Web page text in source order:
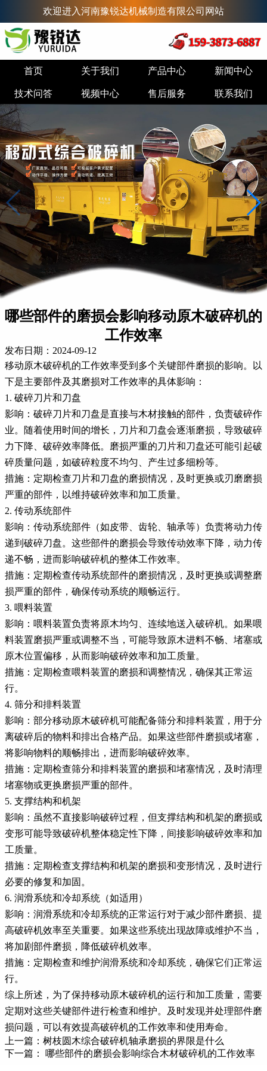
欢迎进入河南豫锐达机械制造有限公司网站
首页 关于我们 产品中心 新闻中心
技术问答 视频中心 售后服务 联系我们
哪些部件的磨损会影响移动原木破碎机的
工作效率
发布日期：2024-09-12
移动原木破碎机的工作效率受到多个关键部件磨损的影响。以
下是主要部件及其磨损对工作效率的具体影响：
1. 破碎刀片和刀盘
影响：破碎刀片和刀盘是直接与木材接触的部件，负责破碎作
业。随着使用时间的增长，刀片和刀盘会逐渐磨损，导致破碎
力下降、破碎效率降低。磨损严重的刀片和刀盘还可能引起破
碎质量问题，如破碎粒度不均匀、产生过多细粉等。
措施：定期检查刀片和刀盘的磨损情况，及时更换或刃磨磨损
严重的部件，以维持破碎效率和加工质量。
2. 传动系统部件
影响：传动系统部件（如皮带、齿轮、轴承等）负责将动力传
递到破碎刀盘。这些部件的磨损会导致传动效率下降，动力传
递不畅，进而影响破碎机的整体工作效率。
措施：定期检查传动系统部件的磨损情况，及时更换或调整磨
损严重的部件，确保传动系统的顺畅运行。
3. 喂料装置
影响：喂料装置负责将原木均匀、连续地送入破碎机。如果喂
料装置磨损严重或调整不当，可能导致原木进料不畅、堵塞或
原木位置偏移，从而影响破碎效率和加工质量。
措施：定期检查喂料装置的磨损和调整情况，确保其正常运
行。
4. 筛分和排料装置
影响：部分移动原木破碎机可能配备筛分和排料装置，用于分
离破碎后的物料和排出合格产品。如果这些部件磨损或堵塞，
将影响物料的顺畅排出，进而影响破碎效率。
措施：定期检查筛分和排料装置的磨损和堵塞情况，及时清理
堵塞物或更换磨损严重的部件。
5. 支撑结构和机架
影响：虽然不直接影响破碎过程，但支撑结构和机架的磨损或
变形可能导致破碎机整体稳定性下降，间接影响破碎效率和加
工质量。
措施：定期检查支撑结构和机架的磨损和变形情况，及时进行
必要的修复和加固。
6. 润滑系统和冷却系统（如适用）
影响：润滑系统和冷却系统的正常运行对于减少部件磨损、提
高破碎机效率至关重要。如果这些系统出现故障或维护不当，
将加剧部件磨损，降低破碎机效率。
措施：定期检查和维护润滑系统和冷却系统，确保它们正常运
行。
综上所述，为了保持移动原木破碎机的运行和加工质量，需要
定期对这些关键部件进行检查和维护。及时发现并处理部件磨
损问题，可以有效提高破碎机的工作效率和使用寿命。
上一篇： 树枝圆木综合破碎机轴承磨损的界限是什么
下一篇：
哪些部件的磨损会影响综合木材破碎机的工作效率